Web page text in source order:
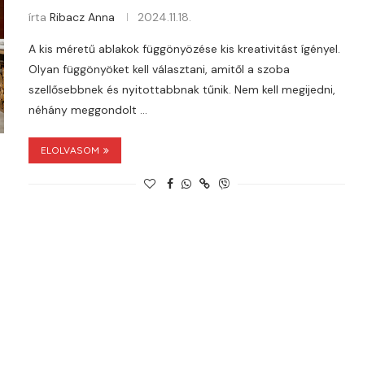
írta Ribacz Anna 2024.11.18.
A kis méretű ablakok függönyözése kis kreativitást ígényel.
Olyan függönyöket kell választani, amitől a szoba
szellősebbnek és nyitottabbnak tűnik. Nem kell megijedni,
néhány meggondolt …
ELOLVASOM